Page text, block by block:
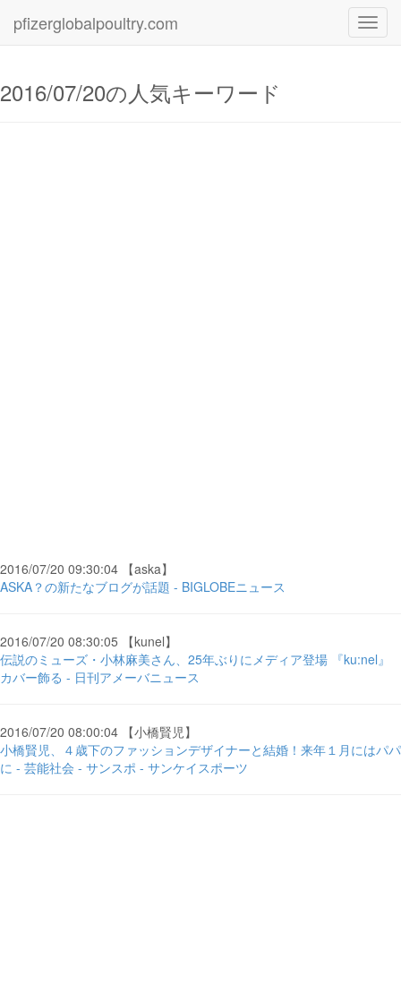
pfizerglobalpoultry.com
2016/07/20の人気キーワード
2016/07/20 09:30:04 【aska】
ASKA？の新たなブログが話題 - BIGLOBEニュース
2016/07/20 08:30:05 【kunel】
伝説のミューズ・小林麻美さん、25年ぶりにメディア登場 『ku:nel』
カバー飾る - 日刊アメーバニュース
2016/07/20 08:00:04 【小橋賢児】
小橋賢児、４歳下のファッションデザイナーと結婚！来年１月にはパパ
に - 芸能社会 - サンスポ - サンケイスポーツ